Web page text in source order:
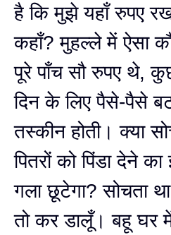
है कि मुझे यहाँ रुपए
कहाँ? मुहल्ले में ऐसा
पूरे पाँच सौ रुपए थे,
दिन के लिए पैसे-पैसे
तस्कीन होती। क्या
पितरों को पिंडा देने
गला छूटेगा? सोचता
तो कर डालूँ। बहू घर